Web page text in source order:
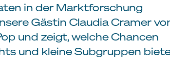
in der Marktforschung
Gästin Claudia Cramer
und zeigt, welche Chancen
und kleine Subgruppen